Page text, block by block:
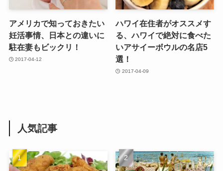
アメリカで知っておきたい
妊活事情、日本との違いに
駐在妻もビックリ！
2017-04-12
ハワイ在住者がオススメす
る、ハワイで絶対に食べた
いアサイーボウルの名店5
選！
2017-04-09
人気記事